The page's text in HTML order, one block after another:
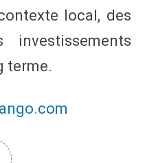
local, des
terme.